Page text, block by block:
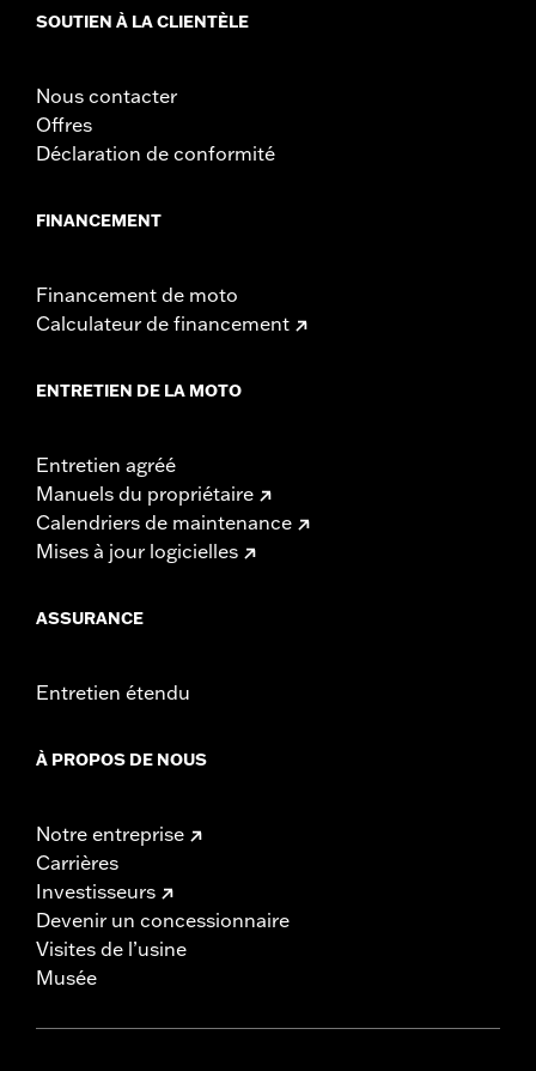
SOUTIEN À LA CLIENTÈLE
Nous contacter
Offres
Déclaration de conformité
FINANCEMENT
Financement de moto
Calculateur de financement
ENTRETIEN DE LA MOTO
Entretien agréé
Manuels du propriétaire
Calendriers de maintenance
Mises à jour logicielles
ASSURANCE
Entretien étendu
À PROPOS DE NOUS
Notre entreprise
Carrières
Investisseurs
Devenir un concessionnaire
Visites de l’usine
Musée